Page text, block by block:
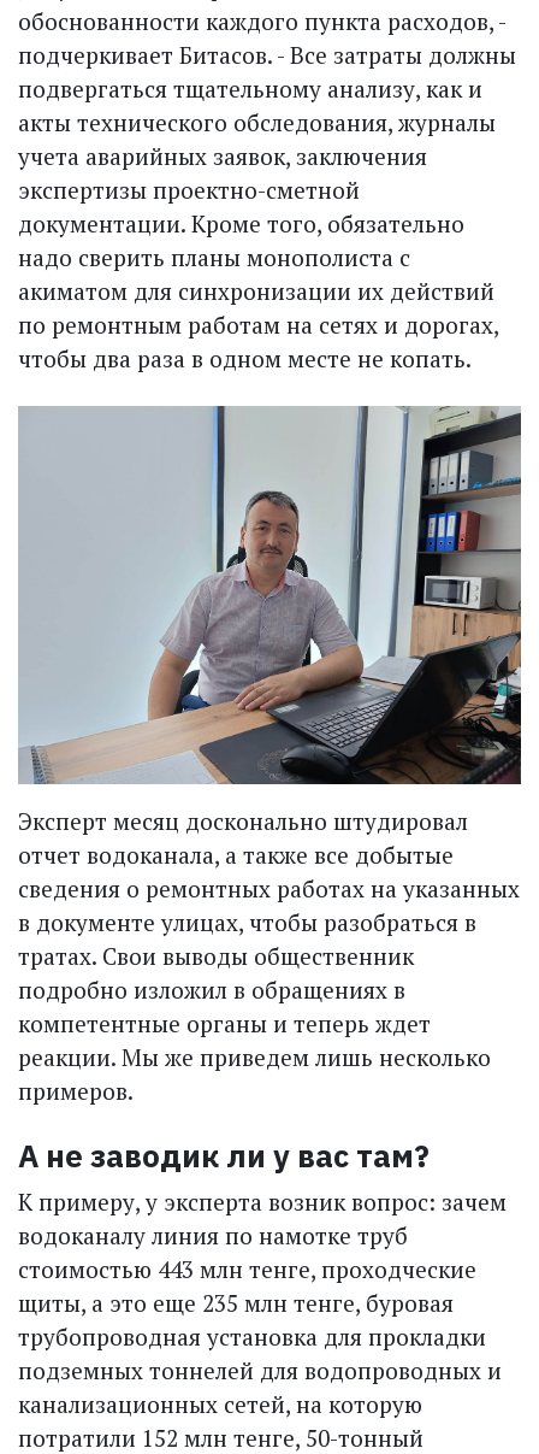
обоснованности каждого пункта расходов, -
подчеркивает Битасов. - Все затраты должны
подвергаться тщательному анализу, как и
акты технического обследования, журналы
учета аварийных заявок, заключения
экспертизы проектно-сметной
документации. Кроме того, обязательно
надо сверить планы монополиста с
акиматом для синхронизации их действий
по ремонтным работам на сетях и дорогах,
чтобы два раза в одном месте не копать.
Эксперт месяц досконально штудировал
отчет водоканала, а также все добытые
сведения о ремонтных работах на указанных
в документе улицах, чтобы разобраться в
тратах. Свои выводы общественник
подробно изложил в обращениях в
компетентные органы и теперь ждет
реакции. Мы же приведем лишь несколько
примеров.
А не заводик ли у вас там?
К примеру, у эксперта возник вопрос: зачем
водоканалу линия по намотке труб
стоимостью 443 млн тенге, проходческие
щиты, а это еще 235 млн тенге, буровая
трубопроводная установка для прокладки
подземных тоннелей для водопроводных и
канализационных сетей, на которую
потратили 152 млн тенге, 50-тонный